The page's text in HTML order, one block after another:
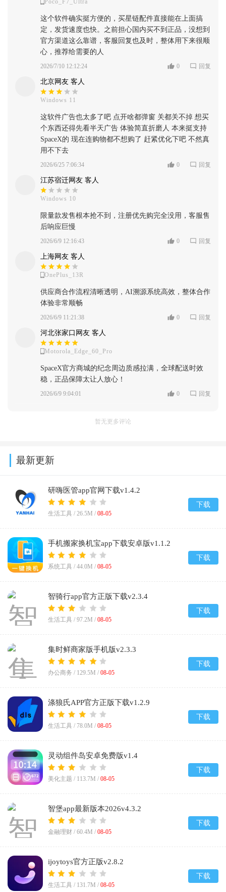
Poco_F7_Ultra
这个软件确实挺方便的，买星链配件直接能在上面搞
定，发货速度也快。之前担心国内买不到正品，没想到
官方渠道这么靠谱，客服回复也及时，整体用下来很顺
心，推荐给需要的人
2026/7/10 12:12:24 0 回复
北京网友 客人
Windows 11
这软件广告也太多了吧 点开啥都弹窗 关都关不掉 想买
个东西还得先看半天广告 体验简直折磨人 本来挺支持
SpaceX的 现在连购物都不想购了 赶紧优化下吧 不然真
用不下去
2026/6/25 7:06:34 0 回复
江苏宿迁网友 客人
Windows 10
限量款发售根本抢不到，注册优先购完全没用，客服售
后响应巨慢
2026/6/9 12:16:43 0 回复
上海网友 客人
OnePlus_13R
供应商合作流程清晰透明，AI溯源系统高效，整体合作
体验非常顺畅
2026/6/9 11:21:38 0 回复
河北张家口网友 客人
Motorola_Edge_60_Pro
SpaceX官方商城的纪念周边质感拉满，全球配送时效
稳，正品保障太让人放心！
2026/6/9 9:04:01 0 回复
暂无更多评论
最新更新
研嗨医管app官网下载v1.4.2
生活工具 / 26.5M / 08-05
下载
手机搬家换机宝app下载安卓版v1.1.2
系统工具 / 44.0M / 08-05
下载
智骑行app官方正版下载v2.3.4
生活工具 / 97.2M / 08-05
下载
集时鲜商家版手机版v2.3.3
办公商务 / 129.5M / 08-05
下载
涤狼氏APP官方正版下载v1.2.9
生活工具 / 78.0M / 08-05
下载
灵动组件岛安卓免费版v1.4
美化主题 / 113.7M / 08-05
下载
智堡app最新版本2026v4.3.2
金融理财 / 60.4M / 08-05
下载
ijoytoys官方正版v2.8.2
生活工具 / 131.7M / 08-05
下载